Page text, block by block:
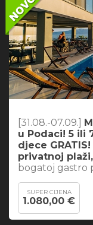
[31.08.-07.09.]
u Podaci! 5 ili
djece GRATIS!
privatnoj
bogatoj gastro
SUPER CIJENA
1.080,00 €